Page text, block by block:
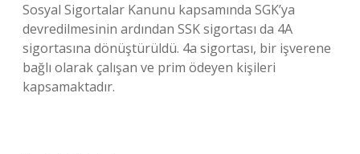
Sosyal Sigortalar Kanunu kapsamında SGK’ya
devredilmesinin ardından SSK sigortası da 4A
sigortasına dönüştürüldü. 4a sigortası, bir işverene
bağlı olarak çalışan ve prim ödeyen kişileri
kapsamaktadır.